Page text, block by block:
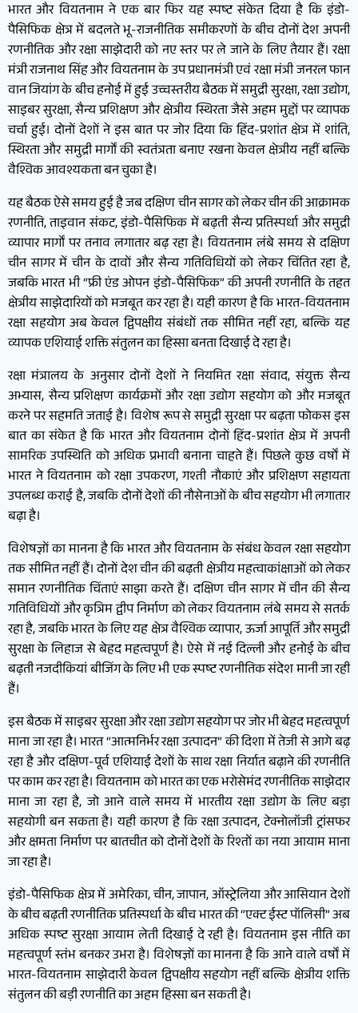
भारत और वियतनाम ने एक बार फिर यह स्पष्ट संकेत दिया है कि इंडो-
पैसिफिक क्षेत्र में बदलते भू-राजनीतिक समीकरणों के बीच दोनों देश अपनी
रणनीतिक और रक्षा साझेदारी को नए स्तर पर ले जाने के लिए तैयार हैं। रक्षा
मंत्री राजनाथ सिंह और वियतनाम के उप प्रधानमंत्री एवं रक्षा मंत्री जनरल फान
वान जियांग के बीच हनोई में हुई उच्चस्तरीय बैठक में समुद्री सुरक्षा, रक्षा उद्योग,
साइबर सुरक्षा, सैन्य प्रशिक्षण और क्षेत्रीय स्थिरता जैसे अहम मुद्दों पर व्यापक
चर्चा हुई। दोनों देशों ने इस बात पर जोर दिया कि हिंद-प्रशांत क्षेत्र में शांति,
स्थिरता और समुद्री मार्गों की स्वतंत्रता बनाए रखना केवल क्षेत्रीय नहीं बल्कि
वैश्विक आवश्यकता बन चुका है।
यह बैठक ऐसे समय हुई है जब दक्षिण चीन सागर को लेकर चीन की आक्रामक
रणनीति, ताइवान संकट, इंडो-पैसिफिक में बढ़ती सैन्य प्रतिस्पर्धा और समुद्री
व्यापार मार्गों पर तनाव लगातार बढ़ रहा है। वियतनाम लंबे समय से दक्षिण
चीन सागर में चीन के दावों और सैन्य गतिविधियों को लेकर चिंतित रहा है,
जबकि भारत भी “फ्री एंड ओपन इंडो-पैसिफिक” की अपनी रणनीति के तहत
क्षेत्रीय साझेदारियों को मजबूत कर रहा है। यही कारण है कि भारत-वियतनाम
रक्षा सहयोग अब केवल द्विपक्षीय संबंधों तक सीमित नहीं रहा, बल्कि यह
व्यापक एशियाई शक्ति संतुलन का हिस्सा बनता दिखाई दे रहा है।
रक्षा मंत्रालय के अनुसार दोनों देशों ने नियमित रक्षा संवाद, संयुक्त सैन्य
अभ्यास, सैन्य प्रशिक्षण कार्यक्रमों और रक्षा उद्योग सहयोग को और मजबूत
करने पर सहमति जताई है। विशेष रूप से समुद्री सुरक्षा पर बढ़ता फोकस इस
बात का संकेत है कि भारत और वियतनाम दोनों हिंद-प्रशांत क्षेत्र में अपनी
सामरिक उपस्थिति को अधिक प्रभावी बनाना चाहते हैं। पिछले कुछ वर्षों में
भारत ने वियतनाम को रक्षा उपकरण, गश्ती नौकाएं और प्रशिक्षण सहायता
उपलब्ध कराई है, जबकि दोनों देशों की नौसेनाओं के बीच सहयोग भी लगातार
बढ़ा है।
विशेषज्ञों का मानना है कि भारत और वियतनाम के संबंध केवल रक्षा सहयोग
तक सीमित नहीं हैं। दोनों देश चीन की बढ़ती क्षेत्रीय महत्वाकांक्षाओं को लेकर
समान रणनीतिक चिंताएं साझा करते हैं। दक्षिण चीन सागर में चीन की सैन्य
गतिविधियों और कृत्रिम द्वीप निर्माण को लेकर वियतनाम लंबे समय से सतर्क
रहा है, जबकि भारत के लिए यह क्षेत्र वैश्विक व्यापार, ऊर्जा आपूर्ति और समुद्री
सुरक्षा के लिहाज से बेहद महत्वपूर्ण है। ऐसे में नई दिल्ली और हनोई के बीच
बढ़ती नजदीकियां बीजिंग के लिए भी एक स्पष्ट रणनीतिक संदेश मानी जा रही
हैं।
इस बैठक में साइबर सुरक्षा और रक्षा उद्योग सहयोग पर जोर भी बेहद महत्वपूर्ण
माना जा रहा है। भारत “आत्मनिर्भर रक्षा उत्पादन” की दिशा में तेजी से आगे बढ़
रहा है और दक्षिण-पूर्व एशियाई देशों के साथ रक्षा निर्यात बढ़ाने की रणनीति
पर काम कर रहा है। वियतनाम को भारत का एक भरोसेमंद रणनीतिक साझेदार
माना जा रहा है, जो आने वाले समय में भारतीय रक्षा उद्योग के लिए बड़ा
सहयोगी बन सकता है। यही कारण है कि रक्षा उत्पादन, टेक्नोलॉजी ट्रांसफर
और क्षमता निर्माण पर बातचीत को दोनों देशों के रिश्तों का नया आयाम माना
जा रहा है।
इंडो-पैसिफिक क्षेत्र में अमेरिका, चीन, जापान, ऑस्ट्रेलिया और आसियान देशों
के बीच बढ़ती रणनीतिक प्रतिस्पर्धा के बीच भारत की “एक्ट ईस्ट पॉलिसी” अब
अधिक स्पष्ट सुरक्षा आयाम लेती दिखाई दे रही है। वियतनाम इस नीति का
महत्वपूर्ण स्तंभ बनकर उभरा है। विशेषज्ञों का मानना है कि आने वाले वर्षों में
भारत-वियतनाम साझेदारी केवल द्विपक्षीय सहयोग नहीं बल्कि क्षेत्रीय शक्ति
संतुलन की बड़ी रणनीति का अहम हिस्सा बन सकती है।